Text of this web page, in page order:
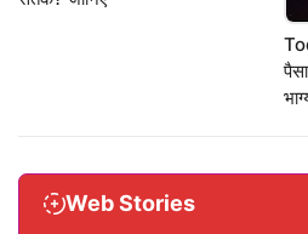
Web Stories